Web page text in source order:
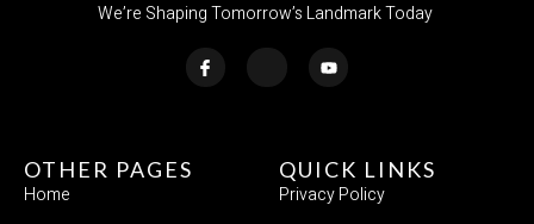
We’re Shaping Tomorrow’s Landmark Today
OTHER PAGES
Home
QUICK LINKS
Privacy Policy